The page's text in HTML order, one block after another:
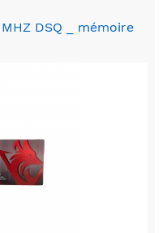
DSQ _ mémoire